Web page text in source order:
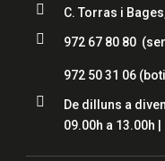
 C. Torras i
 972 67 80 80
972 50 31 06

De dilluns a
09.00h a 13.00h |